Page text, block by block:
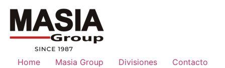
Home Masia Group Divisiones
Contacto